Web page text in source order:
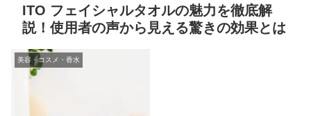
ITO フェイシャルタオルの魅力を徹底解
説！使用者の声から見える驚きの効果とは
美容・コスメ・香水